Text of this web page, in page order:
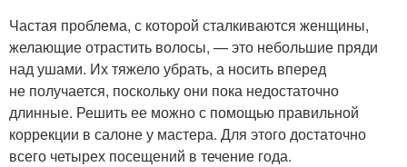
Частая проблема, с которой сталкиваются женщины,
желающие отрастить волосы, — это небольшие пряди
над ушами. Их тяжело убрать, а носить вперед
не получается, поскольку они пока недостаточно
длинные. Решить ее можно с помощью правильной
коррекции в салоне у мастера. Для этого достаточно
всего четырех посещений в течение года.